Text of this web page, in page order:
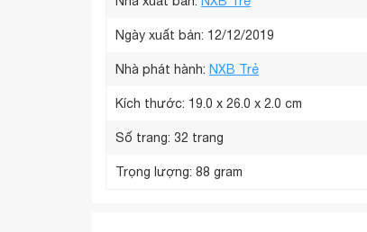
Ngày xuất bản: 12/12/2019
Nhà phát hành: NXB Trẻ
Kích thước: 19.0 x 26.0 x 2.0 cm
Số trang: 32 trang
Trọng lượng: 88 gram